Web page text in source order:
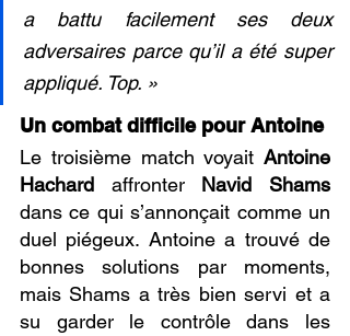
a battu facilement ses deux
adversaires parce qu’il a été super
appliqué. Top. »
Un combat difficile pour Antoine
Le troisième match voyait Antoine
Hachard affronter Navid Shams
dans ce qui s’annonçait comme un
duel piégeux. Antoine a trouvé de
bonnes solutions par moments,
mais Shams a très bien servi et a
su garder le contrôle dans les